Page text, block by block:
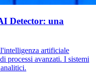
Detector: una
artificiale
processi avanzati. I sistemi